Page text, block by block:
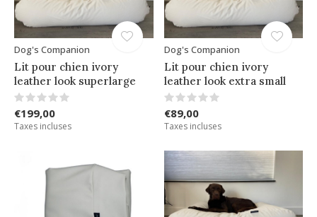
Dog's Companion
Lit pour chien ivory
leather look superlarge
€199,00
Taxes incluses
Dog's Companion
Lit pour chien ivory
leather look extra small
€89,00
Taxes incluses